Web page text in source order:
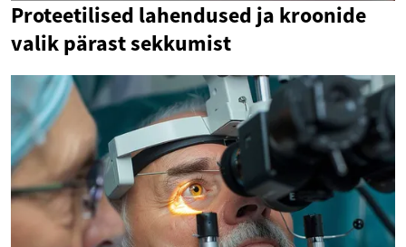
Proteetilised lahendused ja kroonide
valik pärast sekkumist